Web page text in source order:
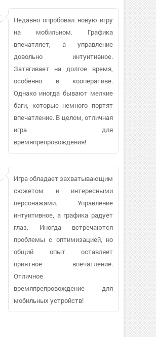
Недавно опробовал новую игру
на мобильном. Графика
впечатляет, а управление
довольно интуитивное.
Затягивает на долгое время,
особенно в кооперативе.
Однако иногда бывают мелкие
баги, которые немного портят
впечатление. В целом, отличная
игра для
времяпрепровождения!
Игра обладает захватывающим
сюжетом и интересными
персонажами. Управление
интуитивное, а графика радует
глаз. Иногда встречаются
проблемы с оптимизацией, но
общий опыт оставляет
приятное впечатление.
Отличное
времяпрепровождение для
мобильных устройств!